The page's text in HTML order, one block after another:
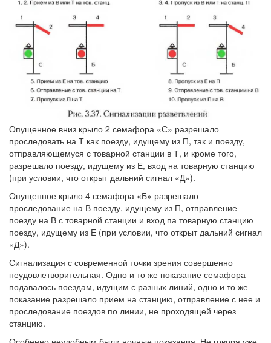
Опущенное вниз крыло 2 семафора «С» разрешало
проследовать на Т как поезду, идущему из П, так и поезду,
отправляющемуся с товарной станции в Т, и кроме того,
разрешало поезду, идущему из Е, вход на товарную станцию
(при условии, что открыт дальний сигнал «Д»).
Опущенное крыло 4 семафора «Б» разрешало
проследование на В поезду, идущему из П, отправление
поезду на В с товарной станции и вход па товарную станцию
поезду, идущему из Е (при условии, что открыт дальний сигнал
«Д»).
Сигнализация с современной точки зрения совершенно
неудовлетворительная. Одно и то же показание семафора
подавалось поездам, идущим с разных линий, одно и то же
показание разрешало прием на станцию, отправление с нее и
проследование поездов по линии, не проходящей через
станцию.